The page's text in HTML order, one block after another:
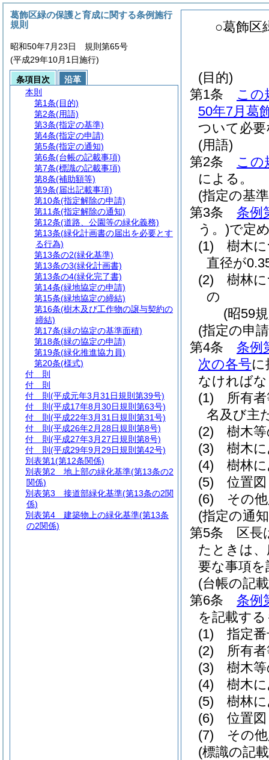
○葛飾区
(目的)
第1条
この
50年7月葛
ついて必
(用語)
第2条
この
による。
(指定の基
第3条
条例
う。)で定
(1)
樹木
直径が
(2)
樹林
の
(昭59
(指定の申
第4条
条例
次の各号に
なければ
(1)
所有
名及び主
(2)
樹木
(3)
樹木
(4)
樹林
(5)
位置図
(6)
その
(指定の通
第5条
区長
たときは
要な事項
(台帳の記
第6条
条例
を記載す
(1)
指定
(2)
所有
(3)
樹木
(4)
樹木
(5)
樹林
(6)
位置図
(7)
その
(標識の記
葛飾区緑の保護と育成に関する条例施行
規則
昭和50年7月23日 規則第65号
(平成29年10月1日施行)
条項目次
沿革
本則
第1条(目的)
第2条(用語)
第3条(指定の基準)
第4条(指定の申請)
第5条(指定の通知)
第6条(台帳の記載事項)
第7条(標識の記載事項)
第8条(補助額等)
第9条(届出記載事項)
第10条(指定解除の申請)
第11条(指定解除の通知)
第12条(道路、公園等の緑化義務)
第13条(緑化計画書の届出を必要とす
る行為)
第13条の2(緑化基準)
第13条の3(緑化計画書)
第13条の4(緑化完了書)
第14条(緑地協定の申請)
第15条(緑地協定の締結)
第16条(樹木及び工作物の譲与契約の
締結)
第17条(緑の協定の基準面積)
第18条(緑の協定の申請)
第19条(緑化推進協力員)
第20条(様式)
付 則
付 則
付 則 (平成元年3月31日規則第39号)
付 則 (平成17年8月30日規則第63号)
付 則 (平成22年3月31日規則第31号)
付 則 (平成26年2月28日規則第8号)
付 則 (平成27年3月27日規則第8号)
付 則 (平成29年9月29日規則第42号)
別表第1(第12条関係)
別表第2 地上部の緑化基準(第13条の2
関係)
別表第3 接道部緑化基準(第13条の2関
係)
別表第4 建築物上の緑化基準(第13条
の2関係)